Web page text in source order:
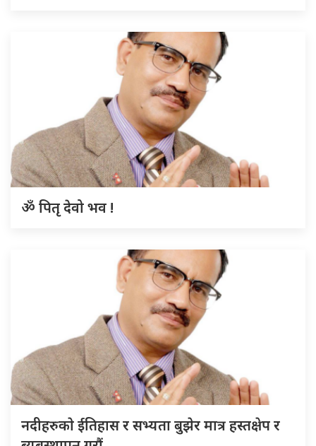
ॐ पितृ देवो भव !
नदीहरुकाे ईतिहास र सभ्यता बुझेर मात्र हस्तक्षेप र